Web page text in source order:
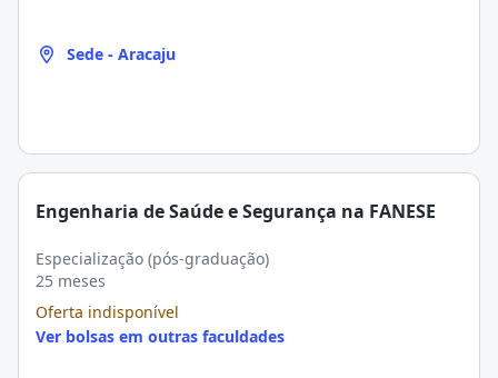
Sede - Aracaju
Engenharia de Saúde e Segurança na FANESE
Especialização (pós-graduação)
25 meses
Oferta indisponível
Ver bolsas em outras faculdades